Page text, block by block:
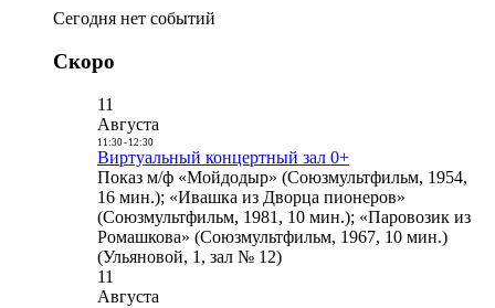
Сегодня нет событий
Скоро
11
Августа
11:30- 12:30
Виртуальный концертный зал 0+
Показ м/ф «Мойдодыр» (Союзмультфильм, 1954,
16 мин.); «Ивашка из Дворца пионеров»
(Союзмультфильм, 1981, 10 мин.); «Паровозик из
Ромашкова» (Союзмультфильм, 1967, 10 мин.)
(Ульяновой, 1, зал № 12)
11
Августа